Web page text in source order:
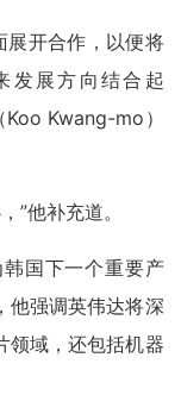
展开合作，以便将
发展方向结合起
Kwang-mo）
”他补充道。
国下一个重要产
他强调英伟达将深
领域，还包括机器